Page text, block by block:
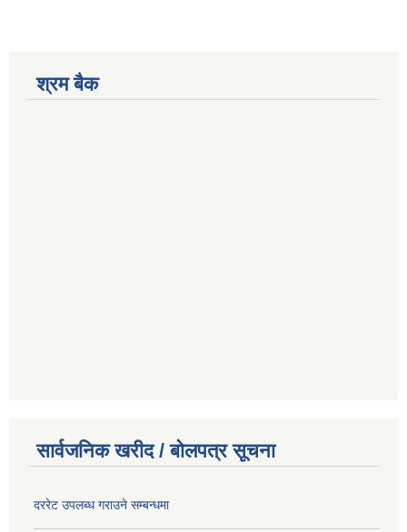
श्रम बैक
सार्वजनिक खरीद / बोलपत्र सूचना
दररेट उपलब्ध गराउने सम्बन्धमा